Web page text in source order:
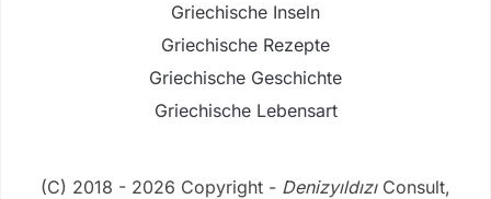
Griechische Inseln
Griechische Rezepte
Griechische Geschichte
Griechische Lebensart
(C) 2018 - 2026 Copyright - DenizyıldızıConsult,